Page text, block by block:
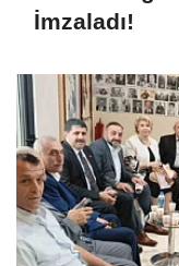
İmzaladı!